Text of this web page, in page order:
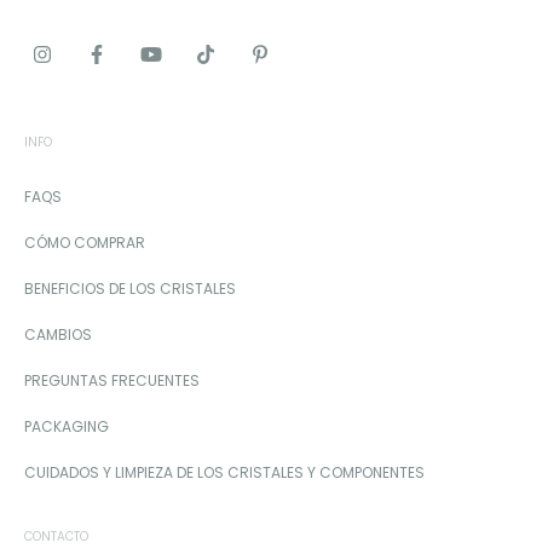
INFO
FAQS
CÓMO COMPRAR
BENEFICIOS DE LOS CRISTALES
CAMBIOS
PREGUNTAS FRECUENTES
PACKAGING
CUIDADOS Y LIMPIEZA DE LOS CRISTALES Y COMPONENTES
CONTACTO